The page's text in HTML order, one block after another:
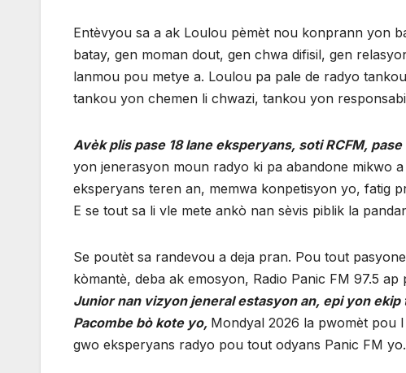
Entèvyou sa a ak Loulou pèmèt nou konprann yon
batay, gen moman dout, gen chwa difisil, gen
lanmou pou metye a. Loulou pa pale de radyo
tankou yon chemen li chwazi, tankou yon
Avèk plis pase 18 lane eksperyans, soti RCFM,
yon jenerasyon moun radyo ki pa abandone mikwo
eksperyans teren an, memwa konpetisyon yo, fatig
E se tout sa li vle mete ankò nan sèvis piblik la
Se poutèt sa randevou a deja pran. Pou tout
kòmantè, deba ak emosyon, Radio Panic FM 97.5 ap
Junior nan vizyon jeneral estasyon an, epi yon
Pacombe bò kote yo, Mondyal 2026 la pwomèt pou
gwo eksperyans radyo pou tout odyans Panic FM yo.